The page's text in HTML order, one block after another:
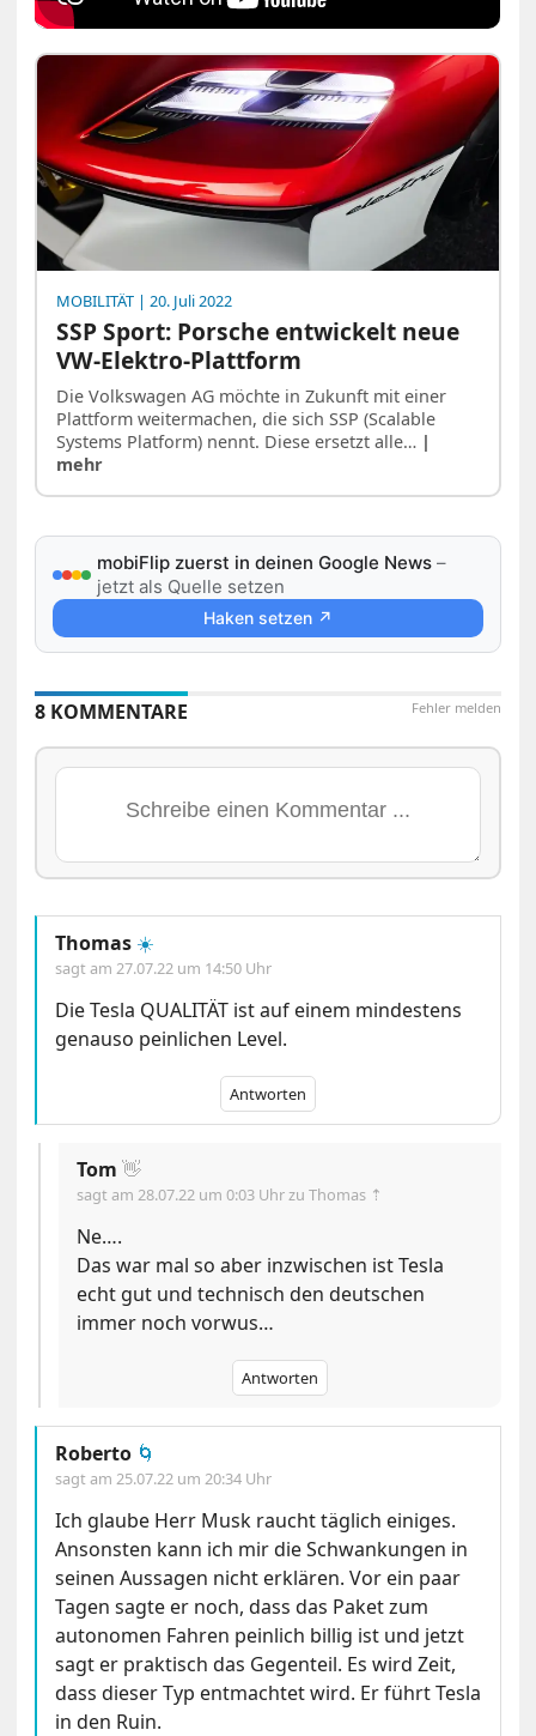
MOBILITÄT | 20. Juli 2022
SSP Sport: Porsche entwickelt neue
VW-Elektro-Plattform
Die Volkswagen AG möchte in Zukunft mit einer
Plattform weitermachen, die sich SSP (Scalable
Systems Platform) nennt. Diese ersetzt alle… |
mehr
mobiFlip zuerst in deinen Google News –
jetzt als Quelle setzen
Haken setzen ↗
Fehler melden
8 KOMMENTARE
Thomas ☀️
sagt am27.07.22 um 14:50 Uhr
Die Tesla QUALITÄT ist auf einem mindestens
genauso peinlichen Level.
Antworten
Tom 👋
sagt am28.07.22 um 0:03 Uhrzu Thomas ⇡
Ne….
Das war mal so aber inzwischen ist Tesla
echt gut und technisch den deutschen
immer noch vorwus…
Antworten
Roberto 🌀
sagt am25.07.22 um 20:34 Uhr
Ich glaube Herr Musk raucht täglich einiges.
Ansonsten kann ich mir die Schwankungen in
seinen Aussagen nicht erklären. Vor ein paar
Tagen sagte er noch, dass das Paket zum
autonomen Fahren peinlich billig ist und jetzt
sagt er praktisch das Gegenteil. Es wird Zeit,
dass dieser Typ entmachtet wird. Er führt Tesla
in den Ruin.